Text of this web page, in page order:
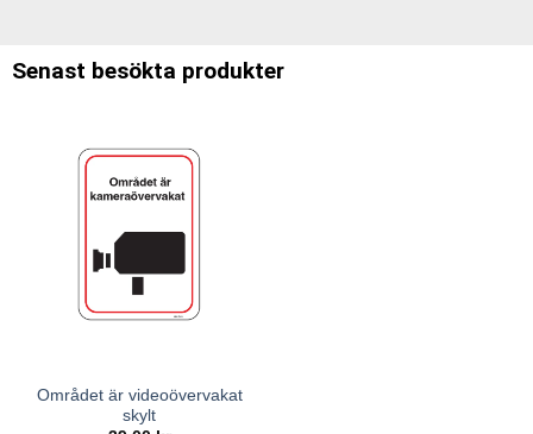
Senast besökta produkter
Området är videoövervakat
skylt